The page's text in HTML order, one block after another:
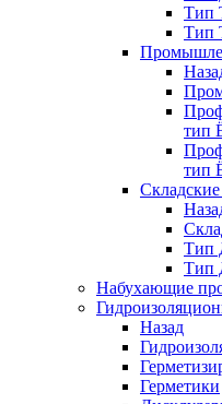
Тип
Тип
тип
тип
Тип
Тип
Набухающие
Назад
Герметики